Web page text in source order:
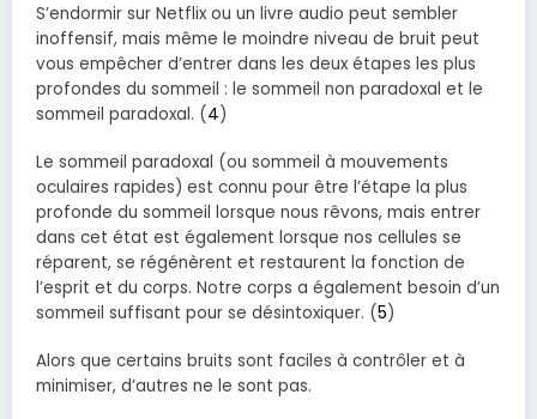
S’endormir sur Netflix ou un livre audio peut sembler
inoffensif, mais même le moindre niveau de bruit peut
vous empêcher d’entrer dans les deux étapes les plus
profondes du sommeil : le sommeil non paradoxal et le
sommeil paradoxal. (4)
Le sommeil paradoxal (ou sommeil à mouvements
oculaires rapides) est connu pour être l’étape la plus
profonde du sommeil lorsque nous rêvons, mais entrer
dans cet état est également lorsque nos cellules se
réparent, se régénèrent et restaurent la fonction de
l’esprit et du corps. Notre corps a également besoin d’un
sommeil suffisant pour se désintoxiquer. (5)
Alors que certains bruits sont faciles à contrôler et à
minimiser, d’autres ne le sont pas.